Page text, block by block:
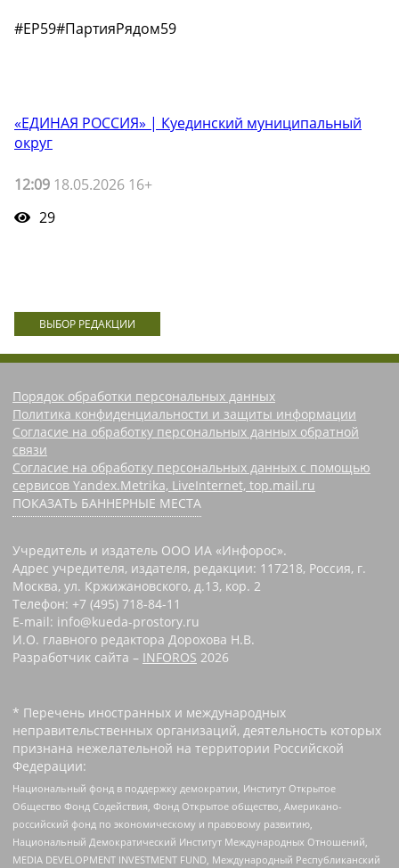
#ЕР59#ПартияРядом59
«ЕДИНАЯ РОССИЯ» | Куединский муниципальный
округ
12:09 18.05.2026 16+
29
ВЫБОР РЕДАКЦИИ
Порядок обработки персональных данных
Политика конфиденциальности и защиты информации
Согласие на обработку персональных данных обратной
связи
Согласие на обработку персональных данных с помощью
сервисов Yandex.Metrika, LiveInternet, top.mail.ru
ПОКАЗАТЬ БАННЕРНЫЕ МЕСТА
Учредитель и издатель ООО ИА «Инфорос».
Адрес учредителя, издателя, редакции: 117218, Россия, г.
Москва, ул. Кржижановского, д.13, кор. 2
Телефон: +7 (495) 718-84-11
E-mail: info@kueda-prostory.ru
И.О. главного редактора Дорохова Н.В.
Разработчик сайта – INFOROS 2026
* Перечень иностранных и международных
неправительственных организаций, деятельность которых
признана нежелательной на территории Российской
Федерации:
Национальный фонд в поддержку демократии, Институт Открытое
Общество Фонд Содействия, Фонд Открытое общество, Американо-
российский фонд по экономическому и правовому развитию,
Национальный Демократический Институт Международных Отношений,
MEDIA DEVELOPMENT INVESTMENT FUND, Международный Республиканский